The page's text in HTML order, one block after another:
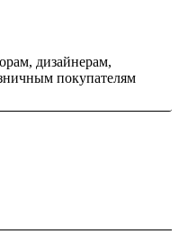
дизайнерам,
покупателям